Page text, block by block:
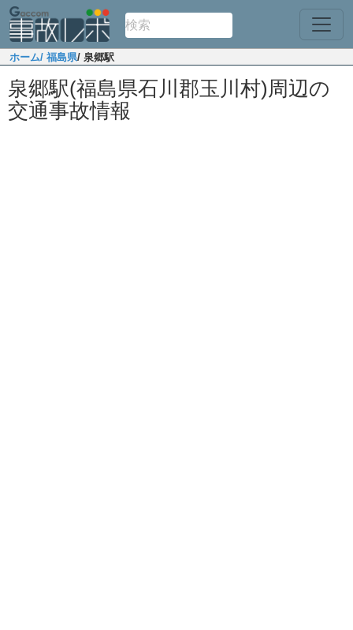
ホーム/ 福島県/ 泉郷駅
泉郷駅(福島県石川郡玉川村)周辺の
交通事故情報